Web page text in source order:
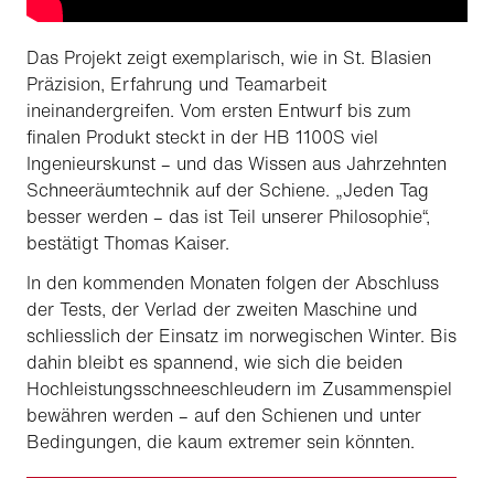
Das Projekt zeigt exemplarisch, wie in St. Blasien
Präzision, Erfahrung und Teamarbeit
ineinandergreifen. Vom ersten Entwurf bis zum
finalen Produkt steckt in der HB 1100S viel
Ingenieurskunst – und das Wissen aus Jahrzehnten
Schneeräumtechnik auf der Schiene. „Jeden Tag
besser werden – das ist Teil unserer Philosophie“,
bestätigt Thomas Kaiser.
In den kommenden Monaten folgen der Abschluss
der Tests, der Verlad der zweiten Maschine und
schliesslich der Einsatz im norwegischen Winter. Bis
dahin bleibt es spannend, wie sich die beiden
Hochleistungsschneeschleudern im Zusammenspiel
bewähren werden – auf den Schienen und unter
Bedingungen, die kaum extremer sein könnten.